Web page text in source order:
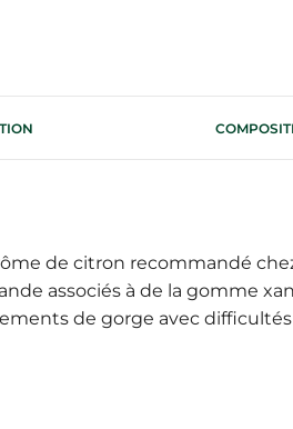
de citron recommandé
associés à de la gomme
de gorge avec